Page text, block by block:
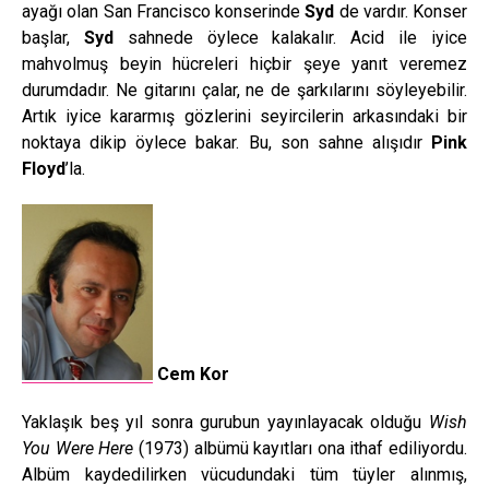
ayağı olan San Francisco konserindeSyd de vardır. Konser
başlar, Sydsahnede öylece kalakalır. Acid ile iyice
mahvolmuş beyin hücreleri hiçbir şeye yanıt veremez
durumdadır. Ne gitarını çalar, ne de şarkılarını söyleyebilir.
Artık iyice kararmış gözlerini seyircilerin arkasındaki bir
noktaya dikip öylece bakar. Bu, son sahne alışıdır Pink
Floyd’la.
Cem Kor
Yaklaşık beş yıl sonra gurubun yayınlayacak olduğu Wish
You Were Here (1973) albümü kayıtları ona ithaf ediliyordu.
Albüm kaydedilirken vücudundaki tüm tüyler alınmış,